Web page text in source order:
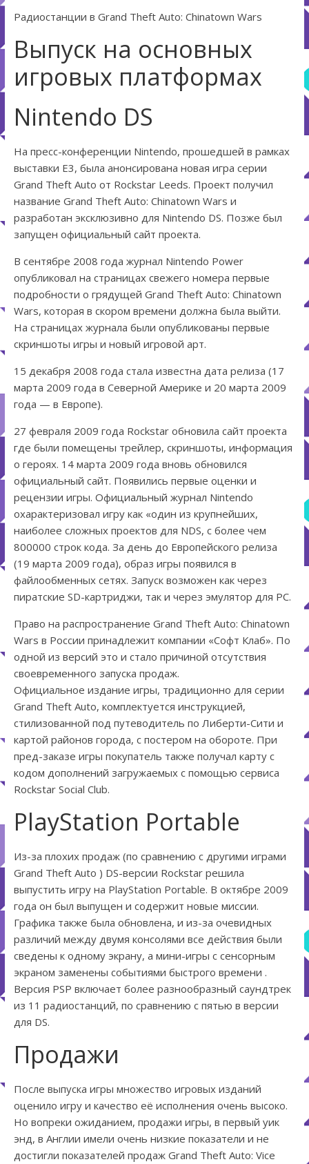
Радиостанции в Grand Theft Auto: Chinatown Wars
Выпуск на основных
игровых платформах
Nintendo DS
На пресс-конференции Nintendo, прошедшей в рамках
выставки E3, была анонсирована новая игра серии
Grand Theft Auto от Rockstar Leeds. Проект получил
название Grand Theft Auto: Chinatown Wars и
разработан эксклюзивно для Nintendo DS. Позже был
запущен официальный сайт проекта.
В сентябре 2008 года журнал Nintendo Power
опубликовал на страницах свежего номера первые
подробности о грядущей Grand Theft Auto: Chinatown
Wars, которая в скором времени должна была выйти.
На страницах журнала были опубликованы первые
скриншоты игры и новый игровой арт.
15 декабря 2008 года стала известна дата релиза (17
марта 2009 года в Северной Америке и 20 марта 2009
года — в Европе).
27 февраля 2009 года Rockstar обновила сайт проекта
где были помещены трейлер, скриншоты, информация
о героях. 14 марта 2009 года вновь обновился
официальный сайт. Появились первые оценки и
рецензии игры. Официальный журнал Nintendo
охарактеризовал игру как «один из крупнейших,
наиболее сложных проектов для NDS, с более чем
800000 строк кода. За день до Европейского релиза
(19 марта 2009 года), образ игры появился в
файлообменных сетях. Запуск возможен как через
пиратские SD-картриджи, так и через эмулятор для PC.
Право на распространение Grand Theft Auto: Chinatown
Wars в России принадлежит компании «Софт Клаб». По
одной из версий это и стало причиной отсутствия
своевременного запуска продаж.
Официальное издание игры, традиционно для серии
Grand Theft Auto, комплектуется инструкцией,
стилизованной под путеводитель по Либерти-Сити и
картой районов города, с постером на обороте. При
пред-заказе игры покупатель также получал карту с
кодом дополнений загружаемых с помощью сервиса
Rockstar Social Club.
PlayStation Portable
Из-за плохих продаж (по сравнению с другими играми
Grand Theft Auto ) DS-версии Rockstar решила
выпустить игру на PlayStation Portable. В октябре 2009
года он был выпущен и содержит новые миссии.
Графика также была обновлена, и из-за очевидных
различий между двумя консолями все действия были
сведены к одному экрану, а мини-игры с сенсорным
экраном заменены событиями быстрого времени .
Версия PSP включает более разнообразный саундтрек
из 11 радиостанций, по сравнению с пятью в версии
для DS.
Продажи
После выпуска игры множество игровых изданий
оценило игру и качество её исполнения очень высоко.
Но вопреки ожиданием, продажи игры, в первый уик
энд, в Англии имели очень низкие показатели и не
достигли показателей продаж Grand Theft Auto: Vice